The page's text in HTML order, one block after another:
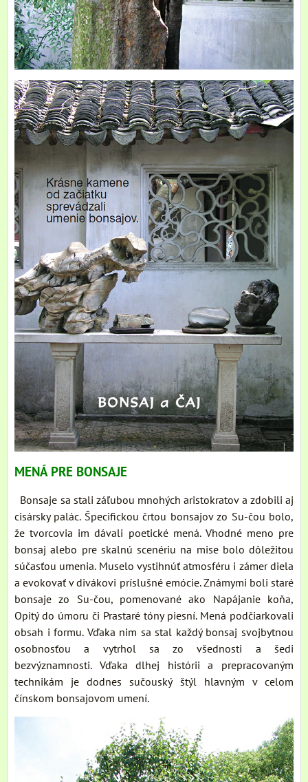
MENÁ PRE BONSAJE
Bonsaje sa stali záľubou mnohých aristokratov a zdobili aj
cisársky palác. Špecifickou črtou bonsajov zo Su-čou bolo,
že tvorcovia im dávali poetické mená. Vhodné meno pre
bonsaj alebo pre skalnú scenériu na mise bolo dôležitou
súčasťou umenia. Muselo vystihnúť atmosféru i zámer diela
a evokovať v divákovi príslušné emócie. Známymi boli staré
bonsaje zo Su-čou, pomenované ako Napájanie koňa,
Opitý do úmoru či Prastaré tóny piesní. Mená podčiarkovali
obsah i formu. Vďaka nim sa stal každý bonsaj svojbytnou
osobnosťou a vytrhol sa zo všednosti a šedi
bezvýznamnosti. Vďaka dlhej histórii a prepracovaným
technikám je dodnes sučouský štýl hlavným v celom
čínskom bonsajovom umení.